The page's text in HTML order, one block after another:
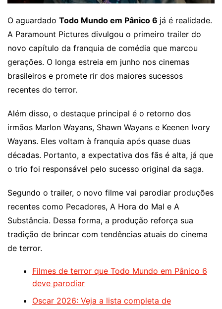
O aguardado Todo Mundo em Pânico 6 já é realidade.
A Paramount Pictures divulgou o primeiro trailer do
novo capítulo da franquia de comédia que marcou
gerações. O longa estreia em junho nos cinemas
brasileiros e promete rir dos maiores sucessos
recentes do terror.
Além disso, o destaque principal é o retorno dos
irmãos Marlon Wayans, Shawn Wayans e Keenen Ivory
Wayans. Eles voltam à franquia após quase duas
décadas. Portanto, a expectativa dos fãs é alta, já que
o trio foi responsável pelo sucesso original da saga.
Segundo o trailer, o novo filme vai parodiar produções
recentes como Pecadores, A Hora do Mal e A
Substância. Dessa forma, a produção reforça sua
tradição de brincar com tendências atuais do cinema
de terror.
Filmes de terror que Todo Mundo em Pânico 6
deve parodiar
Oscar 2026: Veja a lista completa de